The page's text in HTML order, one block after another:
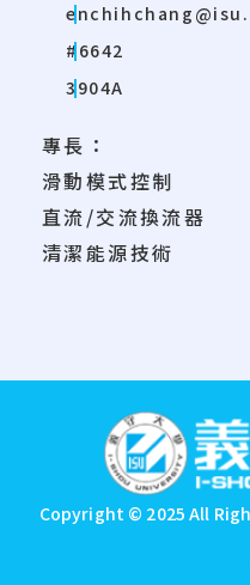
#6642
3904A
專長：
滑動模式控制
直流/交流換流器
清潔能源技術
Copyright © 2025 All